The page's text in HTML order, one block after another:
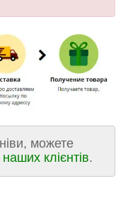
можете
клієнтів.